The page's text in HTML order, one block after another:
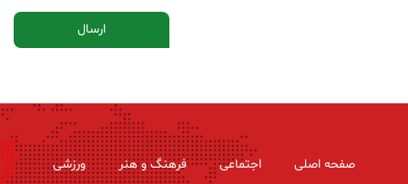
صفحه اصلی اجتماعی فرهنگ و هنر ورزشی